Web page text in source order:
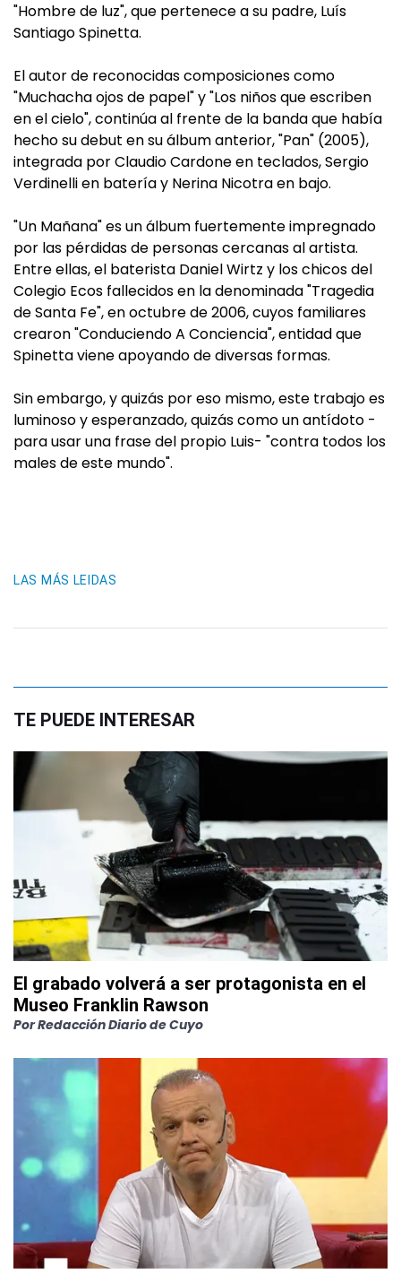
"Hombre de luz", que pertenece a su padre, Luís
Santiago Spinetta.
El autor de reconocidas composiciones como
"Muchacha ojos de papel" y "Los niños que escriben
en el cielo", continúa al frente de la banda que había
hecho su debut en su álbum anterior, "Pan" (2005),
integrada por Claudio Cardone en teclados, Sergio
Verdinelli en batería y Nerina Nicotra en bajo.
"Un Mañana" es un álbum fuertemente impregnado
por las pérdidas de personas cercanas al artista.
Entre ellas, el baterista Daniel Wirtz y los chicos del
Colegio Ecos fallecidos en la denominada "Tragedia
de Santa Fe", en octubre de 2006, cuyos familiares
crearon "Conduciendo A Conciencia", entidad que
Spinetta viene apoyando de diversas formas.
Sin embargo, y quizás por eso mismo, este trabajo es
luminoso y esperanzado, quizás como un antídoto -
para usar una frase del propio Luis- "contra todos los
males de este mundo".
LAS MÁS LEIDAS
TE PUEDE INTERESAR
El grabado volverá a ser protagonista en el
Museo Franklin Rawson
PorRedacción Diario de Cuyo